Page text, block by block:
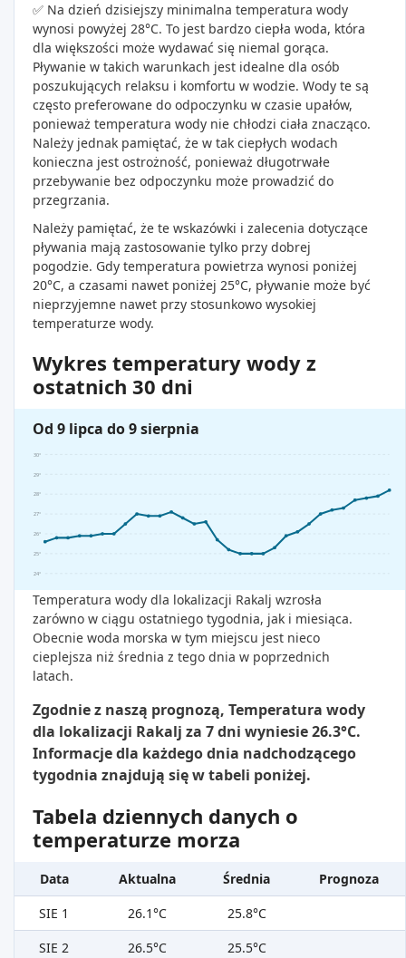
✅ Na dzień dzisiejszy minimalna temperatura wody
wynosi powyżej 28°C. To jest bardzo ciepła woda, która
dla większości może wydawać się niemal gorąca.
Pływanie w takich warunkach jest idealne dla osób
poszukujących relaksu i komfortu w wodzie. Wody te są
często preferowane do odpoczynku w czasie upałów,
ponieważ temperatura wody nie chłodzi ciała znacząco.
Należy jednak pamiętać, że w tak ciepłych wodach
konieczna jest ostrożność, ponieważ długotrwałe
przebywanie bez odpoczynku może prowadzić do
przegrzania.
Należy pamiętać, że te wskazówki i zalecenia dotyczące
pływania mają zastosowanie tylko przy dobrej
pogodzie. Gdy temperatura powietrza wynosi poniżej
20°C, a czasami nawet poniżej 25°C, pływanie może być
nieprzyjemne nawet przy stosunkowo wysokiej
temperaturze wody.
Wykres temperatury wody z
ostatnich 30 dni
Od 9 lipca do 9 sierpnia
24°
25°
26°
27°
28°
29°
30°
Temperatura wody dla lokalizacji Rakalj wzrosła
zarówno w ciągu ostatniego tygodnia, jak i miesiąca.
Obecnie woda morska w tym miejscu jest nieco
cieplejsza niż średnia z tego dnia w poprzednich
latach.
Zgodnie z naszą prognozą, Temperatura wody
dla lokalizacji Rakalj za 7 dni wyniesie 26.3°C.
Informacje dla każdego dnia nadchodzącego
tygodnia znajdują się w tabeli poniżej.
Tabela dziennych danych o
temperaturze morza
Data Aktualna Średnia
Prognoza
SIE 1
26.1°C
25.8°C
SIE 2
26.5°C
25.5°C